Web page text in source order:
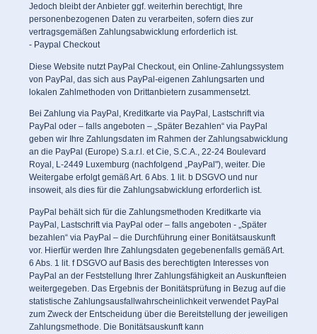
Jedoch bleibt der Anbieter ggf. weiterhin berechtigt, Ihre
personenbezogenen Daten zu verarbeiten, sofern dies zur
vertragsgemäßen Zahlungsabwicklung erforderlich ist.
- Paypal Checkout
Diese Website nutzt PayPal Checkout, ein Online-Zahlungssystem
von PayPal, das sich aus PayPal-eigenen Zahlungsarten und
lokalen Zahlmethoden von Drittanbietern zusammensetzt.
Bei Zahlung via PayPal, Kreditkarte via PayPal, Lastschrift via
PayPal oder – falls angeboten – „Später Bezahlen“ via PayPal
geben wir Ihre Zahlungsdaten im Rahmen der Zahlungsabwicklung
an die PayPal (Europe) S.a.r.l. et Cie, S.C.A., 22-24 Boulevard
Royal, L-2449 Luxemburg (nachfolgend „PayPal"), weiter. Die
Weitergabe erfolgt gemäß Art. 6 Abs. 1 lit. b DSGVO und nur
insoweit, als dies für die Zahlungsabwicklung erforderlich ist.
PayPal behält sich für die Zahlungsmethoden Kreditkarte via
PayPal, Lastschrift via PayPal oder – falls angeboten - „Später
bezahlen“ via PayPal – die Durchführung einer Bonitätsauskunft
vor. Hierfür werden Ihre Zahlungsdaten gegebenenfalls gemäß Art.
6 Abs. 1 lit. f DSGVO auf Basis des berechtigten Interesses von
PayPal an der Feststellung Ihrer Zahlungsfähigkeit an Auskunfteien
weitergegeben. Das Ergebnis der Bonitätsprüfung in Bezug auf die
statistische Zahlungsausfallwahrscheinlichkeit verwendet PayPal
zum Zweck der Entscheidung über die Bereitstellung der jeweiligen
Zahlungsmethode. Die Bonitätsauskunft kann